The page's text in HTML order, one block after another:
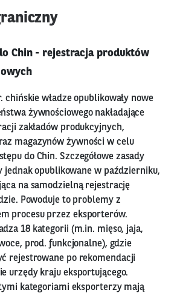
Chin - rejestracja produktów
chińskie władze opublikowały nowe
żywnościowego nakładające
zakładów produkcyjnych,
magazynów żywności w celu
do Chin. Szczegółowe zasady
jednak opublikowane w październiku,
na samodzielną rejestrację
Powoduje to problemy z
procesu przez eksporterów.
18 kategorii (m.in. mięso, jaja,
prod. funkcjonalne), gdzie
rejestrowane po rekomendacji
urzędy kraju eksportującego.
kategoriami eksporterzy mają